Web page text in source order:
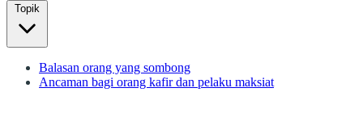
Topik
Balasan orang yang sombong
Ancaman bagi orang kafir dan pelaku maksiat